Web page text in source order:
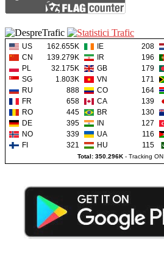
US 162.655K IE 208
CN
139.279K IR 196
PL
32.175K GB 179
SG
1.803K VN 171
RU
888 CO 164
FR
658 CA 139
RO
445 BR 130
DE
395 IN 127
NO
339 UA 116
FI
321 HU 115
Total: 350.296K - Tracking ON